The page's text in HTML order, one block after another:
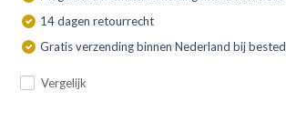
14 dagen retourrecht
Gratis verzending binnen Nederland bij
Vergelijk